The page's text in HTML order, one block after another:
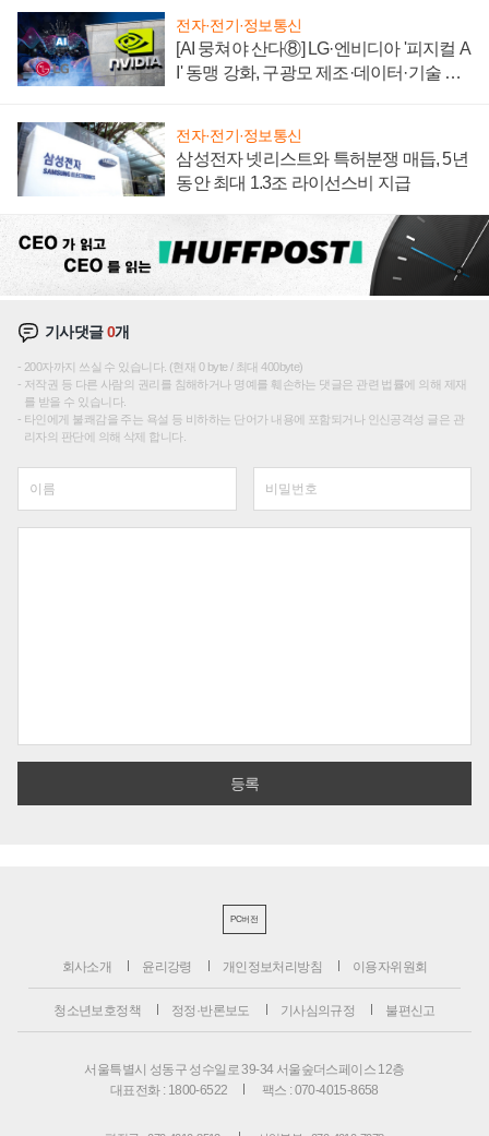
전자·전기·정보통신
[AI 뭉쳐야 산다⑧] LG·엔비디아 '피지컬 A
I' 동맹 강화, 구광모 제조·데이터·기술 결
전자·전기·정보통신
삼성전자 넷리스트와 특허분쟁 매듭, 5년
동안 최대 1.3조 라이선스비 지급
기사댓글0개
200자까지 쓰실 수 있습니다. (현재 0 byte / 최대 400byte)
저작권 등 다른 사람의 권리를 침해하거나 명예를 훼손하는 댓글은 관련 법률에 의해 제재
를 받을 수 있습니다.
타인에게 불쾌감을 주는 욕설 등 비하하는 단어가 내용에 포함되거나 인신공격성 글은 관
리자의 판단에 의해 삭제 합니다.
PC버전
회사소개 윤리강령 개인정보처리방침 이용자위원회
청소년보호정책 정정·반론보도 기사심의규정 불편신고
서울특별시 성동구 성수일로 39-34 서울숲더스페이스 12층
대표전화 : 1800-6522
팩스 : 070-4015-8658